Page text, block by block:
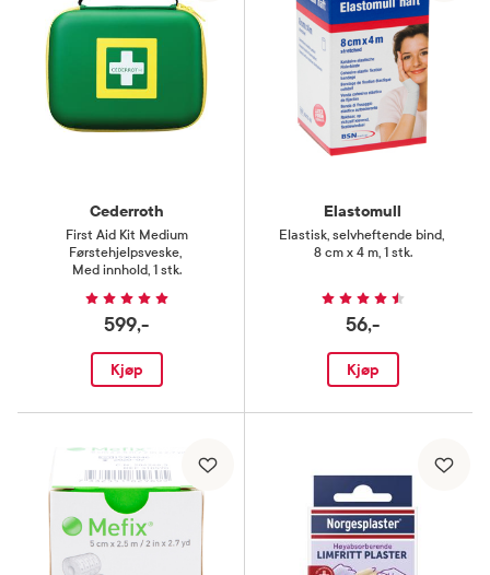
Cederroth
First Aid Kit Medium
Førstehjelpsveske,
Med innhold, 1 stk.
599,-
Kjøp
Elastomull
Elastisk, selvheftende bind,
8 cm x 4 m, 1 stk.
56,-
Kjøp